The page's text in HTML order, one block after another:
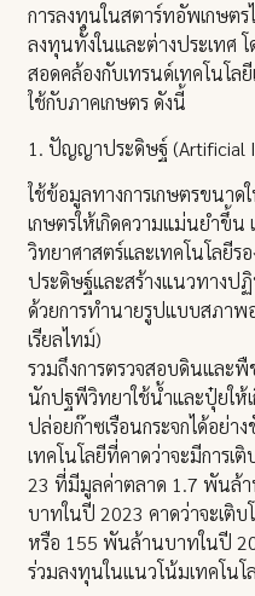
การลงทุนในสตาร์ทอัพเกษตร
ลงทุนทั้งในและต่างประเทศ
สอดคล้องกับเทรนด์เทคโนโล
ใช้กับภาคเกษตร ดังนี้
1. ปัญญาประดิษฐ์ (Artificial
ใช้ข้อมูลทางการเกษตรขนา
เกษตรให้เกิดความแม่นยำขึ้
วิทยาศาสตร์และเทคโนโลยีร
ประดิษฐ์และสร้างแนวทางป
ด้วยการทำนายรูปแบบสภาพ
เรียลไทม์)
รวมถึงการตรวจสอบดินและ
นักปฐพีวิทยาใช้น้ำและปุ๋ยให้
ปล่อยก๊าซเรือนกระจกได้อย่า
เทคโนโลยีที่คาดว่าจะมีการเ
23 ที่มีมูลค่าตลาด 1.7 พันล้
บาทในปี 2023 คาดว่าจะเติ
หรือ 155 พันล้านบาทในปี
ร่วมลงทุนในแนวโน้มเทคโนโ